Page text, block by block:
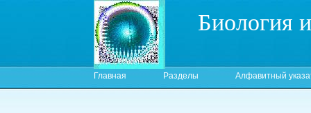
Биология
Главная Разделы Алфавитный